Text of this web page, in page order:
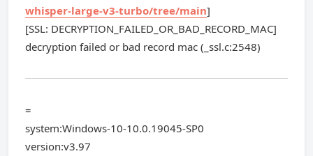
whisper-large-v3-turbo/tree/main]
[SSL: DECRYPTION_FAILED_OR_BAD_RECORD_MAC]
decryption failed or bad record mac (_ssl.c:2548)
=
system:Windows-10-10.0.19045-SP0
version:v3.97